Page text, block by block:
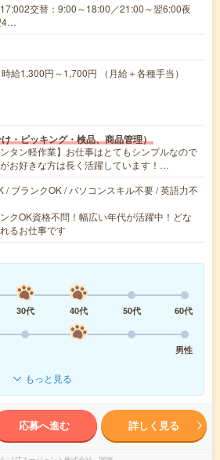
交替：9:00～18:00／21:00～翌6:00夜
4…
給1,300円～1,700円 （月給＋各種手当）
・ピッキング・検品、商品管理）
ンタン軽作業】お仕事はとてもシンプルなので
お好きな方は長く活躍しています！…
/ ブランクOK / パソコンスキル不要 / 英語力不
クOK資格不問！幅広い年代が活躍中！どな
るお仕事です
30代 40代 50代
60代
男性
もっと見る
応募へ進む 詳しく見る